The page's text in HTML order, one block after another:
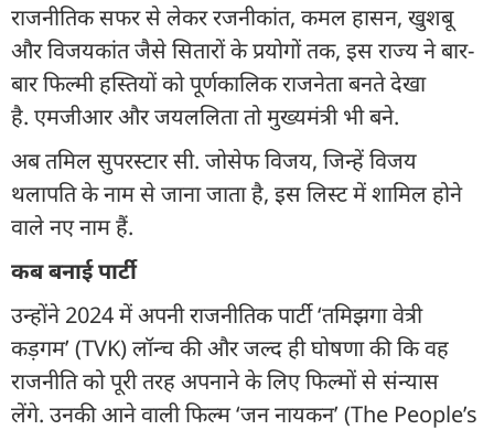
राजनीतिक सफर से लेकर रजनीकांत, कमल हासन, खुशबू
और विजयकांत जैसे सितारों के प्रयोगों तक, इस राज्य ने बार-
बार फिल्मी हस्तियों को पूर्णकालिक राजनेता बनते देखा
है. एमजीआर और जयललिता तो मुख्यमंत्री भी बने.
अब तमिल सुपरस्टार सी. जोसेफ विजय, जिन्हें विजय
थलापति के नाम से जाना जाता है, इस लिस्ट में शामिल होने
वाले नए नाम हैं.
कब बनाई पार्टी
उन्होंने 2024 में अपनी राजनीतिक पार्टी ‘तमिझगा वेत्री
कड़गम’ (TVK) लॉन्च की और जल्द ही घोषणा की कि वह
राजनीति को पूरी तरह अपनाने के लिए फिल्मों से संन्यास
लेंगे. उनकी आने वाली फिल्म ‘जन नायकन’ (The People’s